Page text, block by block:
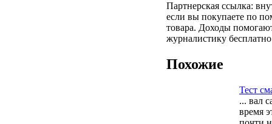
Партнерская ссылка:
если вы покупаете по
товара. Доходы
журналистику
Похожие
Тест
... вал
время